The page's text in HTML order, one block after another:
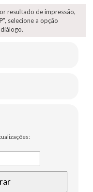
resultado de impressão,
", selecione a opção